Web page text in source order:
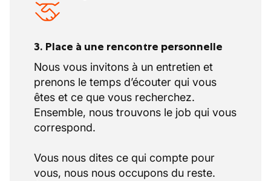
3. Place à une rencontre personnelle
Nous vous invitons à un entretien et
prenons le temps d’écouter qui vous
êtes et ce que vous recherchez.
Ensemble, nous trouvons le job qui vous
correspond.
Vous nous dites ce qui compte pour